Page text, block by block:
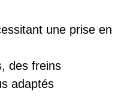
une prise en
des freins
adaptés